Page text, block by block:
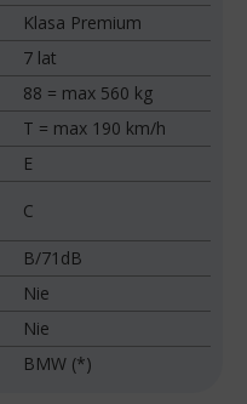
Klasa Premium
7 lat
88 = max 560 kg
T = max 190 km/h
E
C
B/71dB
Nie
Nie
BMW (*)